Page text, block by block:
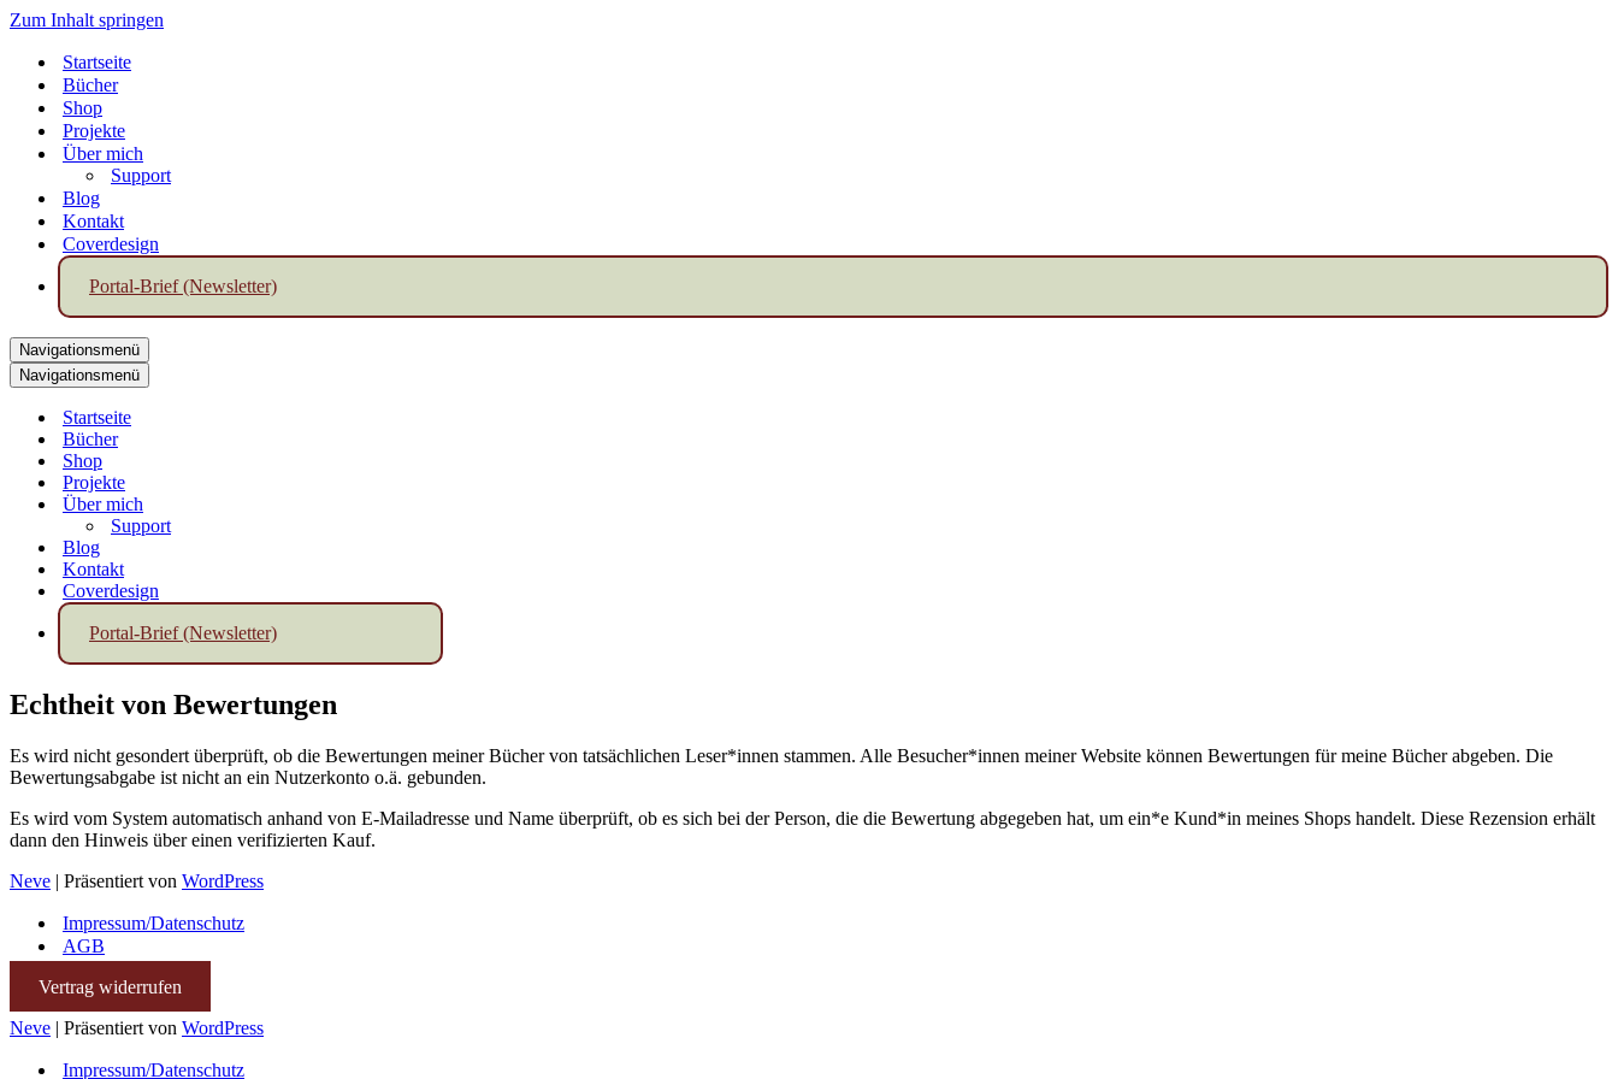
Zum Inhalt springen
Startseite
Bücher
Shop
Projekte
Über mich
Support
Blog
Kontakt
Coverdesign
Portal-Brief (Newsletter)
Navigationsmenü
Navigationsmenü
Startseite
Bücher
Shop
Projekte
Über mich
Support
Blog
Kontakt
Coverdesign
Portal-Brief (Newsletter)
Echtheit von Bewertungen
Es wird nicht gesondert überprüft, ob die Bewertungen meiner Bücher von tatsächlichen Leser*innen stammen. Alle Besucher*innen meiner Website können Bewertungen für meine Bücher abgeben. Die
Bewertungsabgabe ist nicht an ein Nutzerkonto o.ä. gebunden.
Es wird vom System automatisch anhand von E-Mailadresse und Name überprüft, ob es sich bei der Person, die die Bewertung abgegeben hat, um ein*e Kund*in meines Shops handelt. Diese Rezension erhält
dann den Hinweis über einen verifizierten Kauf.
Neve | Präsentiert von WordPress
Impressum/Datenschutz
AGB
Vertrag widerrufen
Neve | Präsentiert von WordPress
Impressum/Datenschutz